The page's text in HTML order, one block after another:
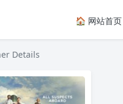
🏠 网站首页
Details